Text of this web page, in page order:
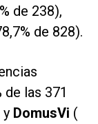
de 238),
de 828).
de las 371
DomusVi (